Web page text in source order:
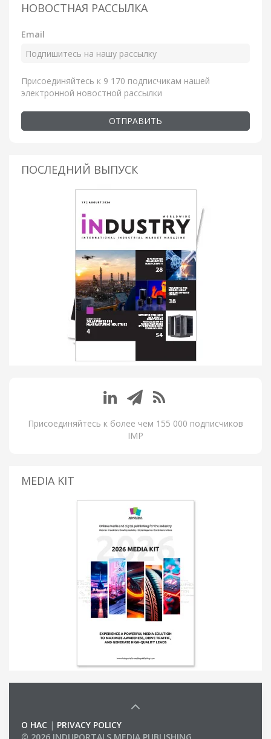
НОВОСТНАЯ РАССЫЛКА
Email
Присоединяйтесь к 9 170 подписчикам нашей
электронной новостной рассылки
ОТПРАВИТЬ
ПОСЛЕДНИЙ ВЫПУСК
Присоединяйтесь к более чем 155 000 подписчиков
IMP
MEDIA KIT
О НАС | PRIVACY POLICY